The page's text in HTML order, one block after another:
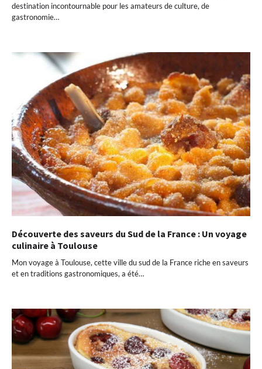
destination incontournable pour les amateurs de culture, de
gastronomie…
Découverte des saveurs du Sud de la France : Un voyage
culinaire à Toulouse
Mon voyage à Toulouse, cette ville du sud de la France riche en saveurs
et en traditions gastronomiques, a été…